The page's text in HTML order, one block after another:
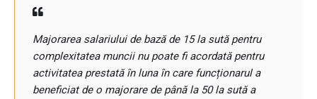
Majorarea salariului de bază de 15 la sută pentru
complexitatea muncii nu poate fi acordată pentru
activitatea prestată în luna în care funcționarul a
beneficiat de o majorare de până la 50 la sută a